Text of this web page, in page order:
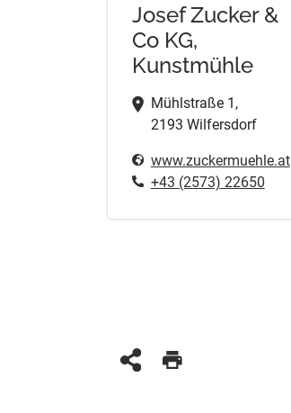
Josef Zucker &
Co KG,
Kunstmühle
Mühlstraße 1,
2193 Wilfersdorf
www.zuckermuehle.at
+43 (2573) 22650